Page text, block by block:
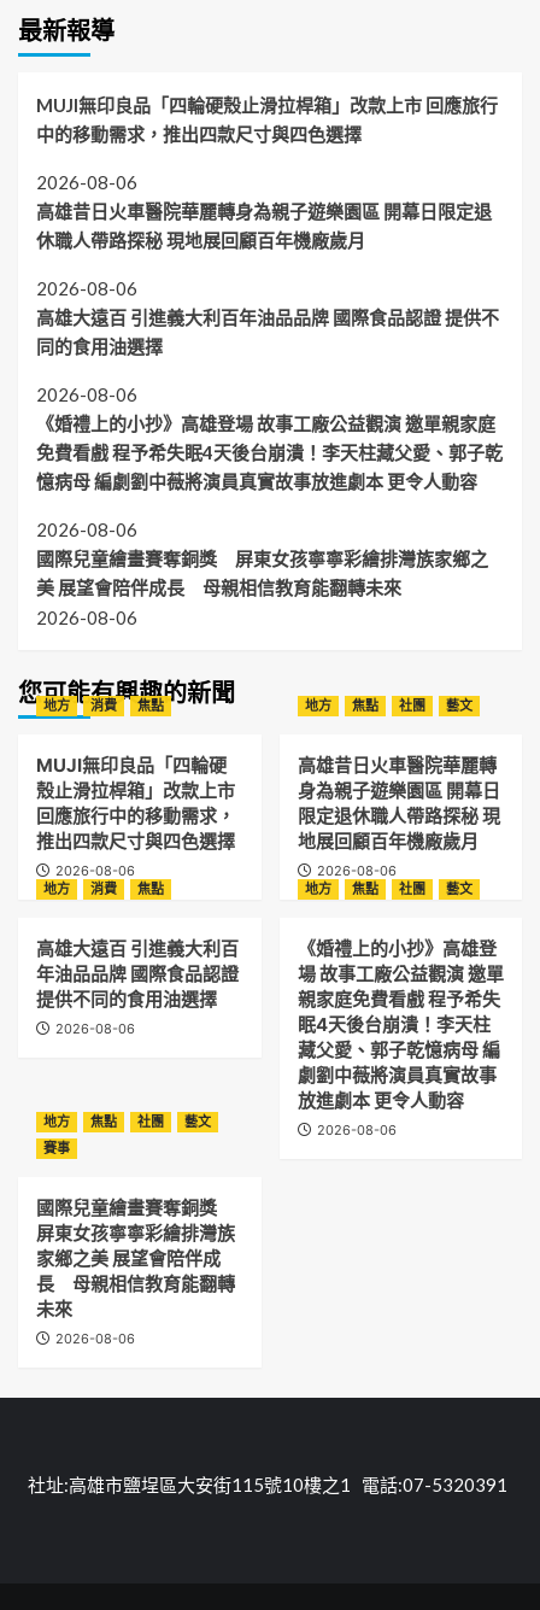
最新報導
MUJI無印良品「四輪硬殼止滑拉桿箱」改款上市 回應旅行
中的移動需求，推出四款尺寸與四色選擇
2026-08-06
高雄昔日火車醫院華麗轉身為親子遊樂園區 開幕日限定退
休職人帶路探秘 現地展回顧百年機廠歲月
2026-08-06
高雄大遠百 引進義大利百年油品品牌 國際食品認證 提供不
同的食用油選擇
2026-08-06
《婚禮上的小抄》高雄登場 故事工廠公益觀演 邀單親家庭
免費看戲 程予希失眠4天後台崩潰！李天柱藏父愛、郭子乾
憶病母 編劇劉中薇將演員真實故事放進劇本 更令人動容
2026-08-06
國際兒童繪畫賽奪銅獎 屏東女孩寧寧彩繪排灣族家鄉之
美 展望會陪伴成長 母親相信教育能翻轉未來
2026-08-06
您可能有興趣的新聞
地方 消費 焦點
MUJI無印良品「四輪硬
殼止滑拉桿箱」改款上市
回應旅行中的移動需求，
推出四款尺寸與四色選擇
2026-08-06
地方 焦點 社團 藝文
高雄昔日火車醫院華麗轉
身為親子遊樂園區 開幕日
限定退休職人帶路探秘 現
地展回顧百年機廠歲月
2026-08-06
地方
消費 焦點
高雄大遠百 引進義大利百
年油品品牌 國際食品認證
提供不同的食用油選擇
2026-08-06
地方 焦點 社團 藝文
《婚禮上的小抄》高雄登
場 故事工廠公益觀演 邀單
親家庭免費看戲 程予希失
眠4天後台崩潰！李天柱
藏父愛、郭子乾憶病母 編
劇劉中薇將演員真實故事
放進劇本 更令人動容
2026-08-06
地方 焦點 社團
藝文
賽事
國際兒童繪畫賽奪銅獎
屏東女孩寧寧彩繪排灣族
家鄉之美 展望會陪伴成
長 母親相信教育能翻轉
未來
2026-08-06
社址:高雄市鹽埕區大安街115號10樓之1 電話:07-5320391